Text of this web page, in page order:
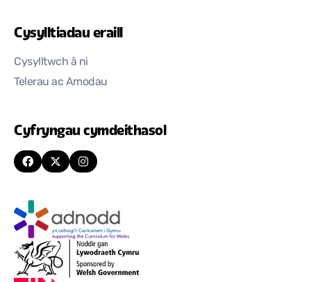
Cysylltiadau eraill
Cysylltwch â ni
Telerau ac Amodau
Cyfryngau cymdeithasol